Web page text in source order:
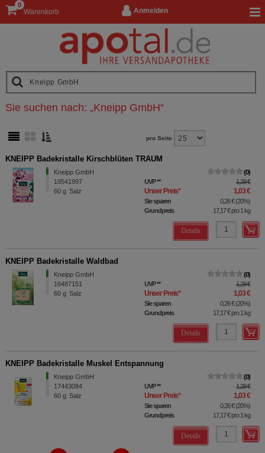
Anmelden
Warenkorb
0
Sie suchen nach: „Kneipp GmbH“
pro Seite
KNEIPP Badekristalle Kirschblüten TRAUM
Kneipp GmbH
19541997
60 g Salz
0
UVP** 1,29 €
Unser Preis* 1,03 €
Sie sparen 0,26 €(20%)
Grundpreis
17,17 €pro 1 kg
Details
KNEIPP Badekristalle Waldbad
Kneipp GmbH
16487151
60 g Salz
0
UVP** 1,29 €
Unser Preis* 1,03 €
Sie sparen 0,26 €(20%)
Grundpreis
17,17 €pro 1 kg
Details
KNEIPP Badekristalle Muskel Entspannung
Kneipp GmbH
17443084
60 g Salz
0
UVP** 1,29 €
Unser Preis* 1,03 €
Sie sparen 0,26 €(20%)
Grundpreis
17,17 €pro 1 kg
Details